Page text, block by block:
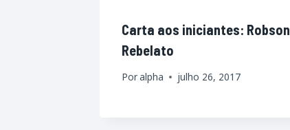
Carta aos iniciantes: Robson
Rebelato
Poralpha julho 26, 2017